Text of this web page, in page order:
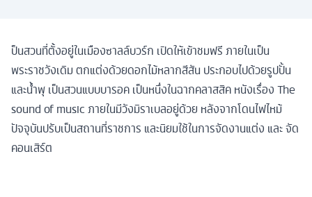
ป็นสวนที่ตั้งอยู่ในเมืองซาลล์บวร์ก เปิดให้เข้าชมฟรี ภายในเป็น
พระราชวังเดิม ตกแต่งด้วยดอกไม้หลากสีสัน ประกอบไปด้วยรูปปั้น
และน้ำพุ เป็นสวนแบบบารอค เป็นหนึ่งในฉากคลาสสิค หนังเรื่อง The
sound of music ภายในมีวังมิราเบลอยู่ด้วย หลังจากโดนไฟไหม้
ปัจจุบันปรับเป็นสถานที่ราชการ และนิยมใช้ในการจัดงานแต่ง และ จัด
คอนเสิร์ต